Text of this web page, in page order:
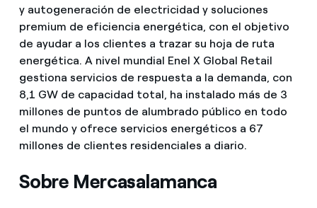
y autogeneración de electricidad y soluciones
premium de eficiencia energética, con el objetivo
de ayudar a los clientes a trazar su hoja de ruta
energética. A nivel mundial Enel X Global Retail
gestiona servicios de respuesta a la demanda, con
8,1 GW de capacidad total, ha instalado más de 3
millones de puntos de alumbrado público en todo
el mundo y ofrece servicios energéticos a 67
millones de clientes residenciales a diario.
Sobre Mercasalamanca